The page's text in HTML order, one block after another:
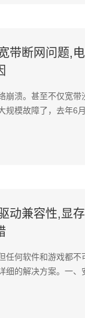
带断网问题,
崩溃。甚至不仅宽
规模故障了，去年6
动兼容性,显
任何软件和游戏都
细的解决方案。一